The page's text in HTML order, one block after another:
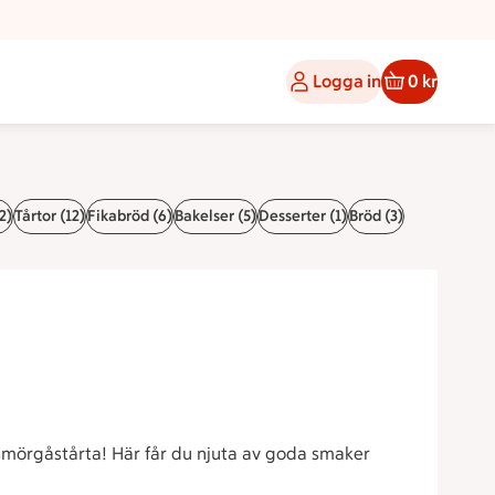
Logga in 0 kr
Tårtor (12)Fikabröd (6)Bakelser (5)Desserter (1)Bröd (3)
Här får du njuta av goda smaker